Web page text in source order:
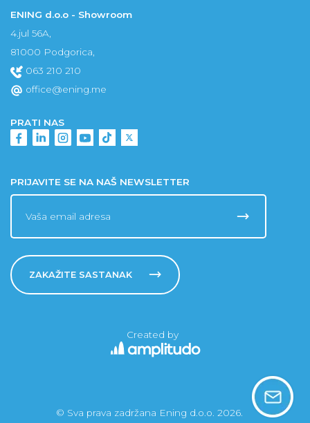
PRIJAVITE SE NA NAŠ NEWSLETTER
ZAKAŽITE SASTANAK
ENING d.o.o - Showroom
4.jul 56A,
81000 Podgorica,
063 210 210
office@ening.me
PRATI NAS
© Sva prava zadržana Ening d.o.o. 2026.
Created by